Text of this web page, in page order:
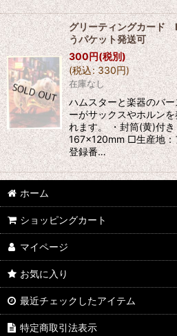
グリーティングカー
うパケット発送可
300円(税別)
(税込: 330円)
在庫なし
ハムスターと楽器のバ
ーがサックスやホルン
れます。 ・封筒(黄)付
167×120mm □生産地
登録番…
ホーム
ショッピングカート
マイページ
お気に入り
最近チェックしたアイテム
特定商取引法表示